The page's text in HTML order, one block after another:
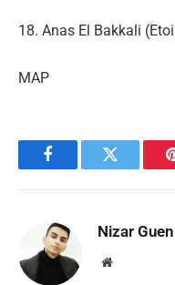
18. Anas El Bakkali
MAP
FacebookTwitter
Nizar
Website